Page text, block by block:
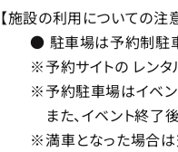
【施設の利用についての注
● 駐車場は予約制駐車
※予約サイトの レンタル
※予約駐車場はイベン
また、イベント終了後
※満車となった場合は